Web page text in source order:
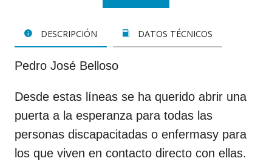
DESCRIPCIÓN DATOS TÉCNICOS
Pedro José Belloso
Desde estas líneas se ha querido abrir una
puerta a la esperanza para todas las
personas discapacitadas o enfermasy para
los que viven en contacto directo con ellas.